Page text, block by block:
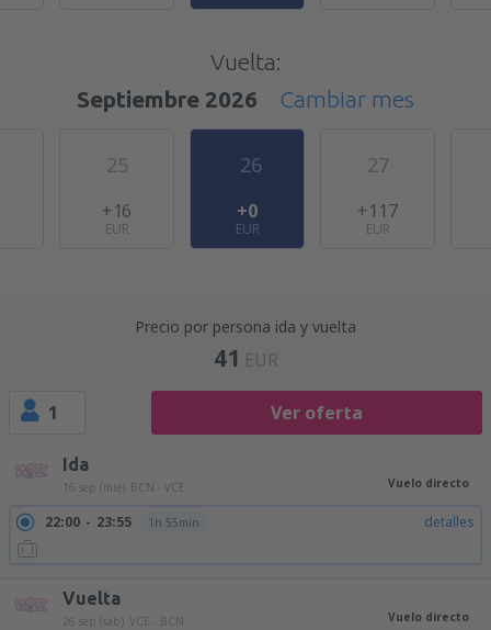
Vuelta:
Septiembre 2026
Cambiar mes
25
+16
EUR
26
+0
EUR
27
+117
EUR
Precio por persona ida y vuelta
41 EUR
1 Ver oferta
Ida
16 sep (mié) BCN - VCE Vuelo directo
22:00 23:55 1h 55min detalles
Vuelta
26 sep (sáb) VCE - BCN Vuelo directo